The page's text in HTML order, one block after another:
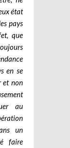
état
pays
que
en se
et non
au
un
faire